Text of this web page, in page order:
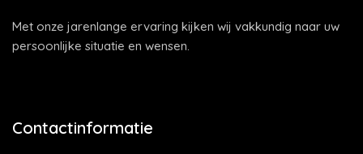
Met onze jarenlange ervaring kijken wij vakkundig naar uw
persoonlijke situatie en wensen.
Contactinformatie